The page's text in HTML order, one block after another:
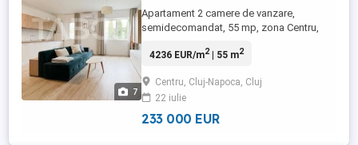
7
Apartament 2 camere de vanzare,
semidecomandat, 55 mp, zona Centru,
achizitioneaza separat! TABOO Imobiliare
camere, semidecomandat, situat in
localitatea Cluj-Napoca, zona Centru, aflat
la etajul P intr -un ...
4236 EUR/m2| 55 m2
Centru, Cluj-Napoca, Cluj
22 iulie
233 000 EUR